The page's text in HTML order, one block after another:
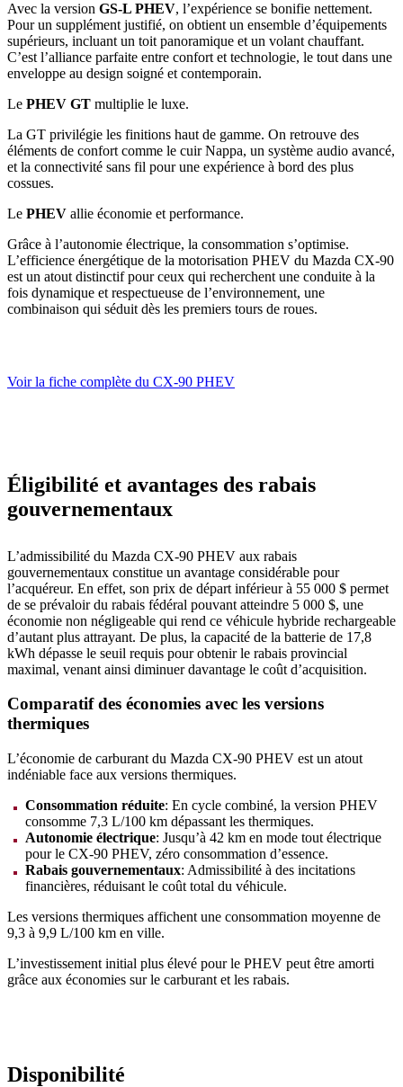
Avec la version GS-L PHEV, l’expérience se bonifie nettement.
Pour un supplément justifié, on obtient un ensemble d’équipements
supérieurs, incluant un toit panoramique et un volant chauffant.
C’est l’alliance parfaite entre confort et technologie, le tout dans une
enveloppe au design soigné et contemporain.
Le PHEV GT multiplie le luxe.
La GT privilégie les finitions haut de gamme. On retrouve des
éléments de confort comme le cuir Nappa, un système audio avancé,
et la connectivité sans fil pour une expérience à bord des plus
cossues.
Le PHEV allie économie et performance.
Grâce à l’autonomie électrique, la consommation s’optimise.
L’efficience énergétique de la motorisation PHEV du Mazda CX-90
est un atout distinctif pour ceux qui recherchent une conduite à la
fois dynamique et respectueuse de l’environnement, une
combinaison qui séduit dès les premiers tours de roues.
Voir la fiche complète du CX-90 PHEV
Éligibilité et avantages des rabais
gouvernementaux
L’admissibilité du Mazda CX-90 PHEV aux rabais
gouvernementaux constitue un avantage considérable pour
l’acquéreur. En effet, son prix de départ inférieur à 55 000 $ permet
de se prévaloir du rabais fédéral pouvant atteindre 5 000 $, une
économie non négligeable qui rend ce véhicule hybride rechargeable
d’autant plus attrayant. De plus, la capacité de la batterie de 17,8
kWh dépasse le seuil requis pour obtenir le rabais provincial
maximal, venant ainsi diminuer davantage le coût d’acquisition.
Comparatif des économies avec les versions
thermiques
L’économie de carburant du Mazda CX-90 PHEV est un atout
indéniable face aux versions thermiques.
Consommation réduite: En cycle combiné, la version PHEV
consomme 7,3 L/100 km dépassant les thermiques.
Autonomie électrique: Jusqu’à 42 km en mode tout électrique
pour le CX-90 PHEV, zéro consommation d’essence.
Rabais gouvernementaux: Admissibilité à des incitations
financières, réduisant le coût total du véhicule.
Les versions thermiques affichent une consommation moyenne de
9,3 à 9,9 L/100 km en ville.
L’investissement initial plus élevé pour le PHEV peut être amorti
grâce aux économies sur le carburant et les rabais.
Disponibilité